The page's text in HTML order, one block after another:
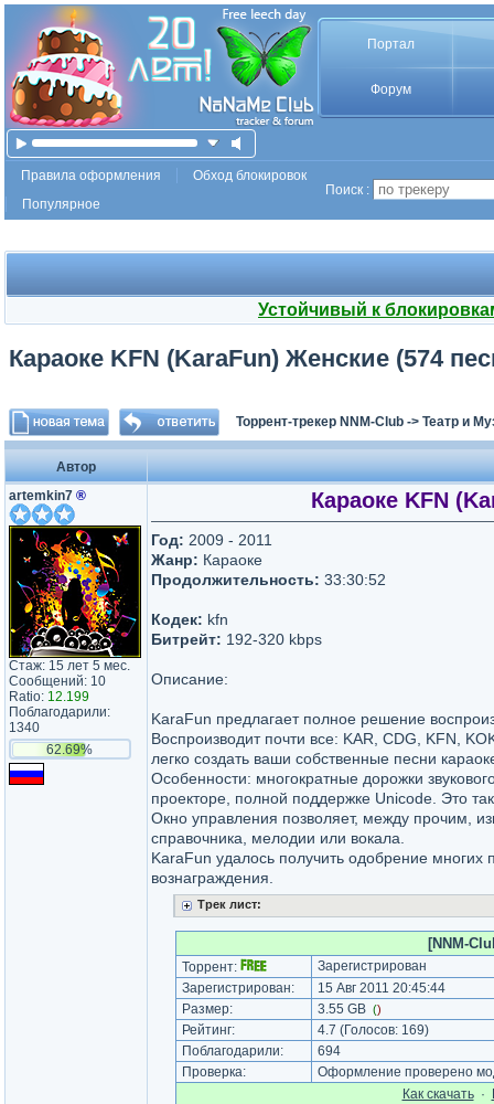
Портал
Форум
Правила оформления
Обход блокировок
Популярное
Поиск :
Устойчивый к
Караоке KFN (KaraFun) Женские (574
Торрент-трекер NNM-Club -> Театр и
Автор
artemkin7 ®
Стаж: 15 лет 5 мес.
Сообщений: 10
Ratio: 12.199
Поблагодарили:
1340
62.69%
Караоке KFN
Год: 2009 - 2011
Жанр: Караоке
Продолжительность: 33:30:52
Кодек: kfn
Битрейт: 192-320 kbps
Описание:
KaraFun предлагает полное решение
Воспроизводит почти все: KAR, CDG, KFN,
легко создать ваши собственные песни
Особенности: многократные дорожки
проекторе, полной поддержке Unicode. Это
Окно управления позволяет, между прочим,
справочника, мелодии или вокала.
KaraFun удалось получить одобрение
вознаграждения.
Трек лист:
[NNM-
Торрент:
Зарегистрирован
Зарегистрирован:
15 Авг 2011 20:45:44
Размер:
3.55 GB ()
Рейтинг: 4.7 (Голосов: 169)
Поблагодарили:
694
Проверка:
Оформление проверено
Как cкачать·